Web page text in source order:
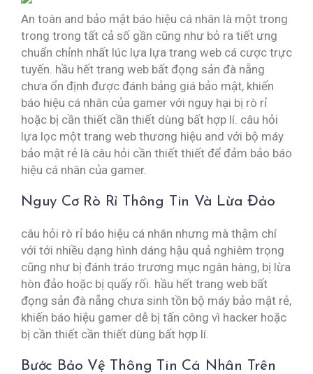
An toàn and bảo mật báo hiệu cá nhân là một trong
trong trong tất cả số gần cũng như bỏ ra tiết ưng
chuẩn chỉnh nhất lúc lựa lựa trang web cá cược trực
tuyến. hầu hết trang web bất đọng sản đà nẵng
chưa ổn định được đánh bảng giá bảo mật, khiến
báo hiệu cá nhân của gamer với nguy hại bị rò rỉ
hoặc bị cần thiết cần thiết dùng bất hợp lí. câu hỏi
lựa lọc một trang web thương hiệu and với bộ máy
bảo mật rẻ là câu hỏi cần thiết thiết để đảm bảo báo
hiệu cá nhân của gamer.
Nguy Cơ Rò Rỉ Thông Tin Và Lừa Đảo
câu hỏi rò rỉ báo hiệu cá nhân nhưng mà thậm chí
với tới nhiều dạng hình dáng hậu quả nghiêm trọng
cũng như bị đánh tráo trương mục ngân hàng, bị lừa
hòn đảo hoặc bị quấy rối. hầu hết trang web bất
đọng sản đà nẵng chưa sinh tồn bộ máy bảo mật rẻ,
khiến báo hiệu gamer dễ bị tấn công vì hacker hoặc
bị cần thiết cần thiết dùng bất hợp lí.
Bước Bảo Vệ Thông Tin Cá Nhân Trên